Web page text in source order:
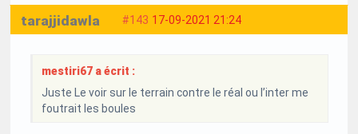
#143 17-09-2021 21:24
tarajjidawla
mestiri67 a écrit :
Juste Le voir sur le terrain contre le réal ou l’inter me
foutrait les boules